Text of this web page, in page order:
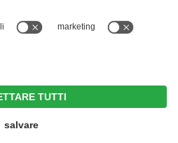
aggiornamento dei contenuti, si
la correttezza e la completezza di
chiedendo direttamente sul posto